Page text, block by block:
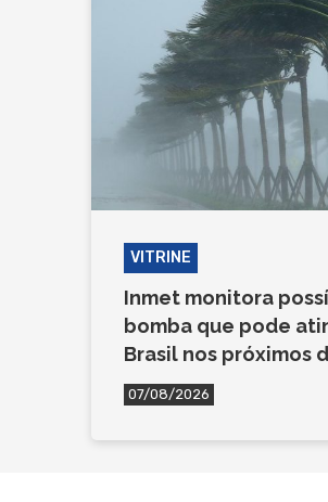
VITRINE
Inmet monitora
bomba que pode
Brasil nos próximos
07/08/2026